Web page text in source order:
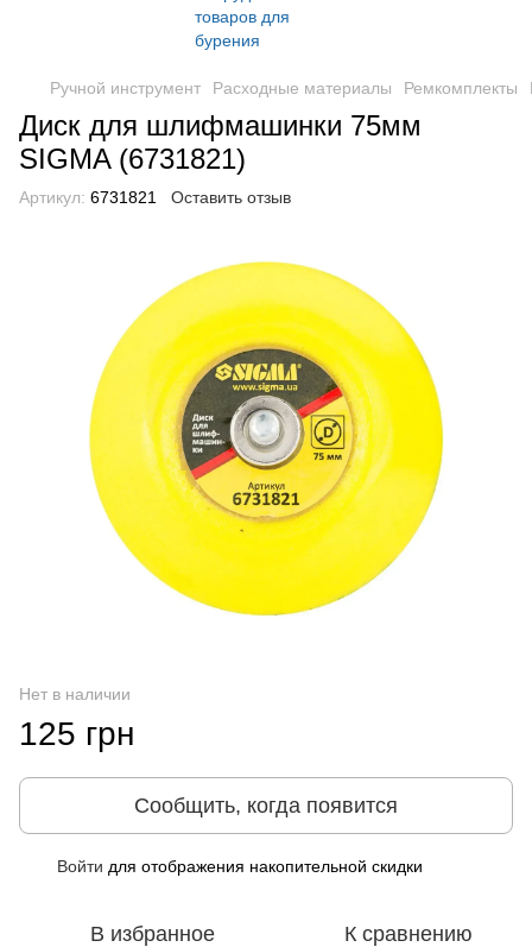
Ручной инструмент Расходные материалы Ремкомплекты
Диск для шлифмашинки 75мм
SIGMA (6731821)
Артикул: 6731821 Оставить отзыв
Нет в наличии
125 грн
Сообщить, когда появится
Войти для отображения накопительной скидки
В избранное К сравнению